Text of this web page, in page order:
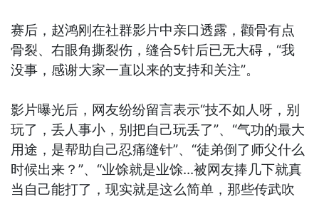
赛后，赵鸿刚在社群影片中亲口透露，颧骨有点
骨裂、右眼角撕裂伤，缝合5针后已无大碍，“我
没事，感谢大家一直以来的支持和关注”。
影片曝光后，网友纷纷留言表示“技不如人呀，别
玩了，丢人事小，别把自己玩丢了”、“气功的最大
用途，是帮助自己忍痛缝针”、“徒弟倒了师父什么
时候出来？”、“业馀就是业馀...被网友捧几下就真
当自己能打了，现实就是这么简单，那些传武吹